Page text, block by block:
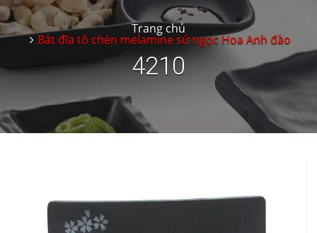
Trang chủ
Bát đĩa tô chén melamine sứ ngọc Hoa Anh đào
4210